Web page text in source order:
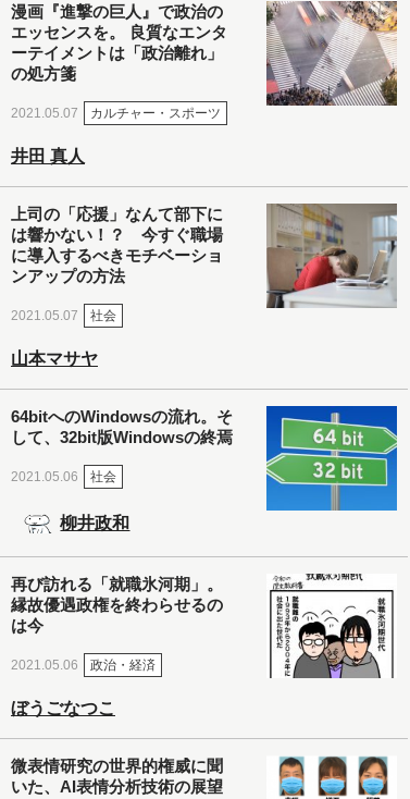
漫画『進撃の巨人』で政治の
エッセンスを。 良質なエンタ
ーテイメントは「政治離れ」
の処方箋
2021.05.07 カルチャー・スポーツ
井田 真人
上司の「応援」なんて部下に
は響かない！？ 今すぐ職場
に導入するべきモチベーショ
ンアップの方法
2021.05.07 社会
山本マサヤ
64bitへのWindowsの流れ。そ
して、32bit版Windowsの終焉
2021.05.06 社会
柳井政和
再び訪れる「就職氷河期」。
縁故優遇政権を終わらせるの
は今
2021.05.06 政治・経済
ぼうごなつこ
微表情研究の世界的権威に聞
いた、AI表情分析技術の展望